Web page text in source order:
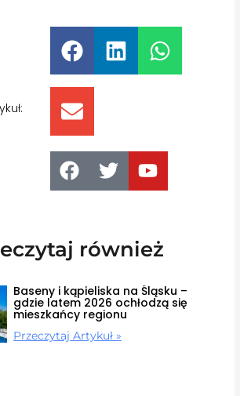
również
Baseny i kąpieliska na Śląsku –
gdzie latem 2026 ochłodzą się
mieszkańcy regionu
Przeczytaj Artykuł »